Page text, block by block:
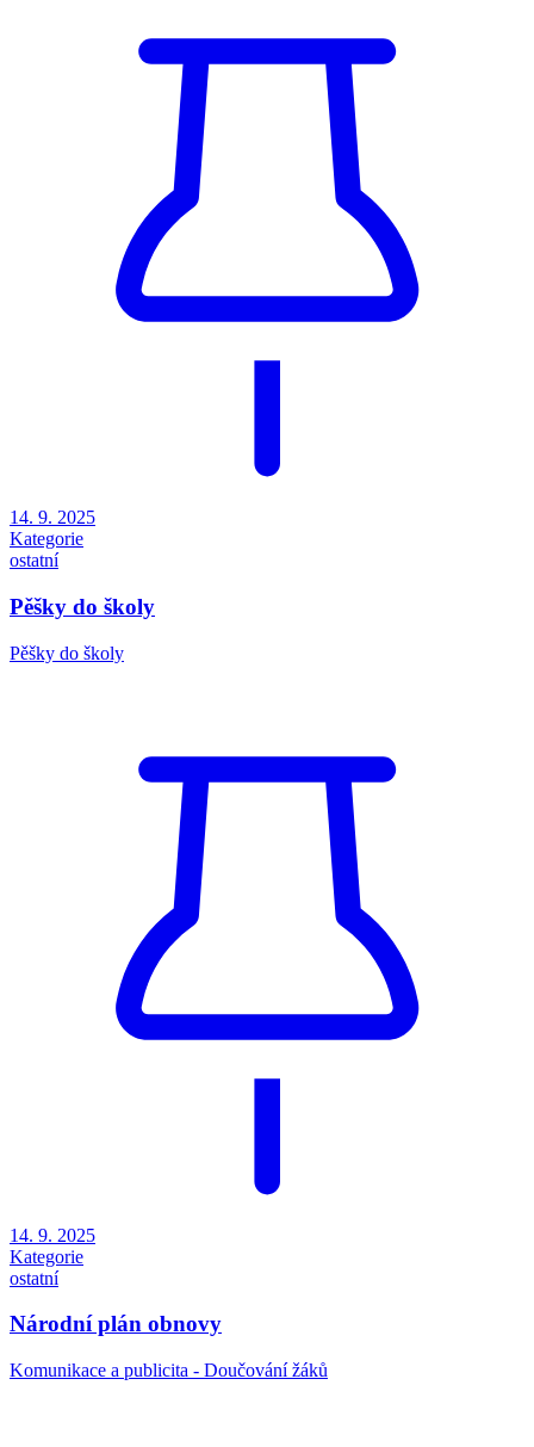
14. 9. 2025
Kategorie
ostatní
Pěšky do školy
Pěšky do školy
14. 9. 2025
Kategorie
ostatní
Národní plán obnovy
Komunikace a publicita - Doučování žáků